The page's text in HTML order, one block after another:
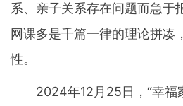
系、亲子关系存在问题而急于
网课多是千篇一律的理论拼凑
性。
2024年12月25日，“幸福